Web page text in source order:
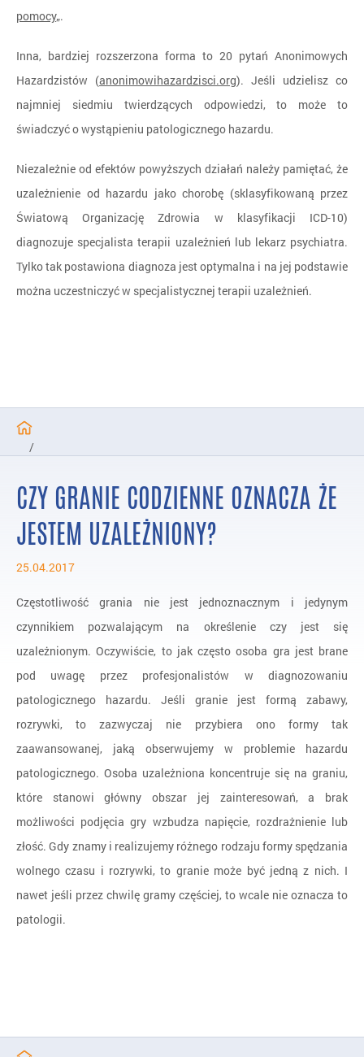
pomocy„.
Inna, bardziej rozszerzona forma to 20 pytań Anonimowych
Hazardzistów (anonimowihazardzisci.org). Jeśli udzielisz co
najmniej siedmiu twierdzących odpowiedzi, to może to
świadczyć o wystąpieniu patologicznego hazardu.
Niezależnie od efektów powyższych działań należy pamiętać, że
uzależnienie od hazardu jako chorobę (sklasyfikowaną przez
Światową Organizację Zdrowia w klasyfikacji ICD-10)
diagnozuje specjalista terapii uzależnień lub lekarz psychiatra.
Tylko tak postawiona diagnoza jest optymalna i na jej podstawie
można uczestniczyć w specjalistycznej terapii uzależnień.
/
/
Badania nad hazardem
/
Pytania i Odpowiedzi
FAQ
CZY GRANIE CODZIENNE OZNACZA ŻE
JESTEM UZALEŻNIONY?
25.04.2017
Częstotliwość grania nie jest jednoznacznym i jedynym
czynnikiem pozwalającym na określenie czy jest się
uzależnionym. Oczywiście, to jak często osoba gra jest brane
pod uwagę przez profesjonalistów w diagnozowaniu
patologicznego hazardu. Jeśli granie jest formą zabawy,
rozrywki, to zazwyczaj nie przybiera ono formy tak
zaawansowanej, jaką obserwujemy w problemie hazardu
patologicznego. Osoba uzależniona koncentruje się na graniu,
które stanowi główny obszar jej zainteresowań, a brak
możliwości podjęcia gry wzbudza napięcie, rozdrażnienie lub
złość. Gdy znamy i realizujemy różnego rodzaju formy spędzania
wolnego czasu i rozrywki, to granie może być jedną z nich. I
nawet jeśli przez chwilę gramy częściej, to wcale nie oznacza to
patologii.